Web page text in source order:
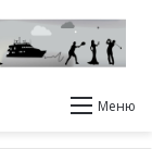
Меню